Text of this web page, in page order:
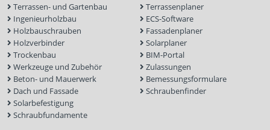
Terrassen- und Gartenbau
Ingenieurholzbau
Holzbauschrauben
Holzverbinder
Trockenbau
Werkzeuge und Zubehör
Beton- und Mauerwerk
Dach und Fassade
Solarbefestigung
Schraubfundamente
Terrassenplaner
ECS-Software
Fassadenplaner
Solarplaner
BIM-Portal
Zulassungen
Bemessungsformulare
Schraubenfinder